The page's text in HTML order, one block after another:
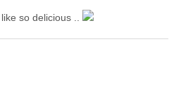
so delicious ..